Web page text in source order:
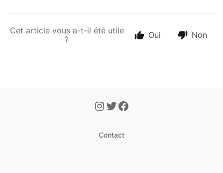
Cet article vous a-t-il été utile
?
Oui Non
Contact